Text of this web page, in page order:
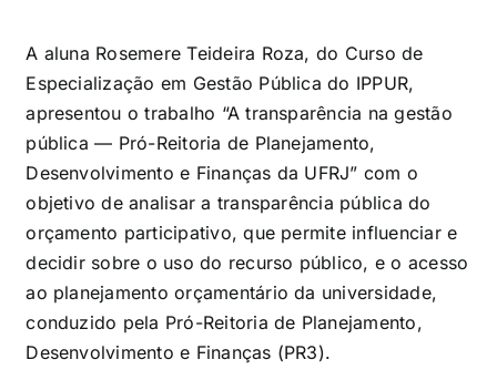
A aluna Rosemere Teideira Roza, do Curso de
Especialização em Gestão Pública do IPPUR,
apresentou o trabalho “A transparência na gestão
pública — Pró-Reitoria de Planejamento,
Desenvolvimento e Finanças da UFRJ” com o
objetivo de analisar a transparência pública do
orçamento participativo, que permite influenciar e
decidir sobre o uso do recurso público, e o acesso
ao planejamento orçamentário da universidade,
conduzido pela Pró-Reitoria de Planejamento,
Desenvolvimento e Finanças (PR3).